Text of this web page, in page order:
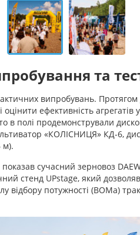
та
випробувань.
оцінити ефективність
в полі продемонстрували
«КОЛІСНИЦЯ» КД-6,
м).
сучасний зерновоз
стенд UPstage, який
відбору потужності (ВОМа)